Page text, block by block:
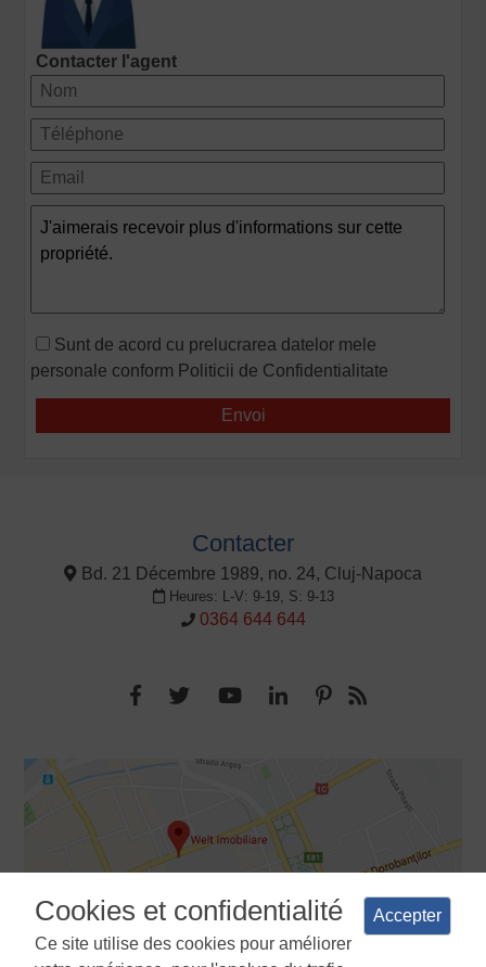
Contacter l'agent
Sunt de acord cu prelucrarea datelor mele
personale conform Politicii de Confidentialitate
Contacter
Bd. 21 Décembre 1989, no. 24, Cluj-Napoca
Heures: L-V: 9-19, S: 9-13
0364 644 644
Cookies et confidentialité
Ce site utilise des cookies pour améliorer
Accepter